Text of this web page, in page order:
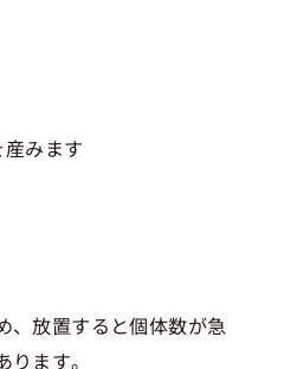
みます
、放置すると個体数が急
ます。